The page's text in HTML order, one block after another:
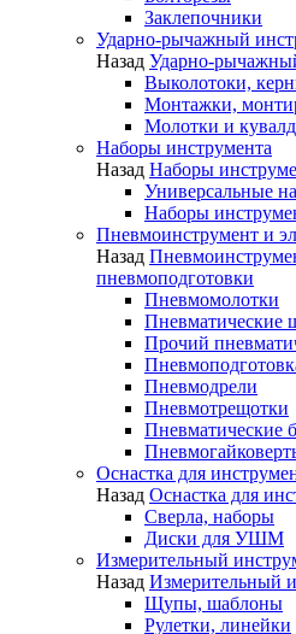
Заклепочники
Ударно-рычажный
Назад Ударно-
Выколотоки,
Монтажки,
Молотки и
Наборы инструмента
Назад Наборы
Универсальные
Наборы
Пневмоинструмент и
Назад
пневмоподготовки
Пневмомолотки
Прочий
Пневмодрели
Пневмотрещотки
Пневматические
Оснастка для
Назад Оснастка для
Сверла, наборы
Диски для УШМ
Измерительный
Назад Измерительный
Щупы, шаблоны
Рулетки, линейки